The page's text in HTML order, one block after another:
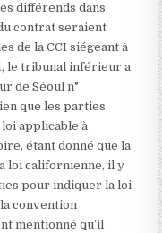
différends dans
contrat seraient
de la CCI siégeant à
le tribunal inférieur a
de Séoul n°
que les parties
applicable à
étant donné que la
loi californienne, il y
pour indiquer la loi
convention
mentionné qu’il